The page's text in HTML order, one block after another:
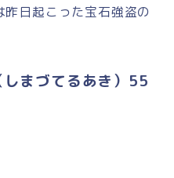
日起こった宝石強盗の
しまづてるあき）55